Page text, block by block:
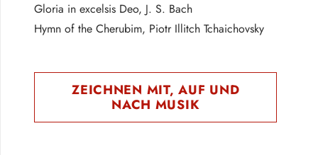
Gloria in excelsis Deo, J. S. Bach
Hymn of the Cherubim, Piotr Illitch Tchaichovsky
ZEICHNEN MIT, AUF UND
NACH MUSIK